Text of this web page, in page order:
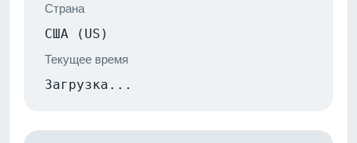
Страна
США (US)
Текущее время
Загрузка...